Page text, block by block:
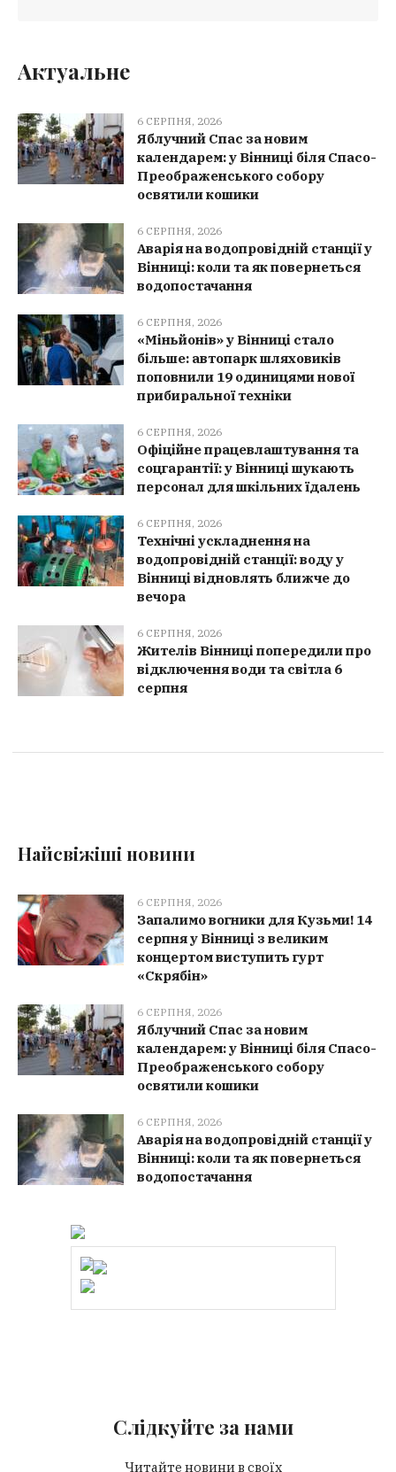
Актуальне
6 СЕРПНЯ, 2026
Яблучний Спас за новим
календарем: у Вінниці біля Спасо-
Преображенського собору
освятили кошики
6 СЕРПНЯ, 2026
Аварія на водопровідній станції у
Вінниці: коли та як повернеться
водопостачання
6 СЕРПНЯ, 2026
«Міньйонів» у Вінниці стало
більше: автопарк шляховиків
поповнили 19 одиницями нової
прибиральної техніки
6 СЕРПНЯ, 2026
Офіційне працевлаштування та
соцгарантії: у Вінниці шукають
персонал для шкільних їдалень
6 СЕРПНЯ, 2026
Технічні ускладнення на
водопровідній станції: воду у
Вінниці відновлять ближче до
вечора
6 СЕРПНЯ, 2026
Жителів Вінниці попередили про
відключення води та світла 6
серпня
Найсвіжіші новини
6 СЕРПНЯ, 2026
Запалимо вогники для Кузьми! 14
серпня у Вінниці з великим
концертом виступить гурт
«Скрябін»
6 СЕРПНЯ, 2026
Яблучний Спас за новим
календарем: у Вінниці біля Спасо-
Преображенського собору
освятили кошики
6 СЕРПНЯ, 2026
Аварія на водопровідній станції у
Вінниці: коли та як повернеться
водопостачання
Слідкуйте за нами
Читайте новини в своїх